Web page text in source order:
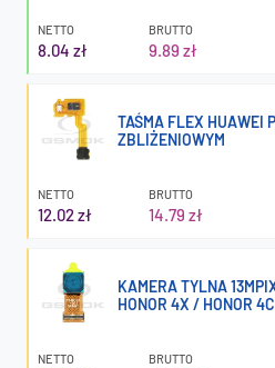
NETTO
8.04 zł
BRUTTO
9.89 zł
TAŚMA FLEX HUAWEI
ZBLIŻENIOWYM
NETTO
12.02 zł
BRUTTO
14.79 zł
KAMERA TYLNA
HONOR 4X / HONOR
NETTO BRUTTO